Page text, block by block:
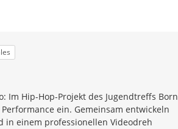
Im Hip-Hop-Projekt des Jugendtreffs Born
ein. Gemeinsam entwickeln
in einem professionellen Videodreh